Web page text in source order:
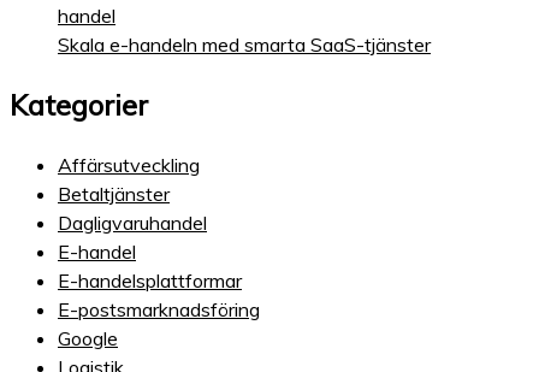
handel
Skala e-handeln med smarta SaaS-tjänster
Kategorier
Affärsutveckling
Betaltjänster
Dagligvaruhandel
E-handel
E-handelsplattformar
E-postsmarknadsföring
Google
Logistik